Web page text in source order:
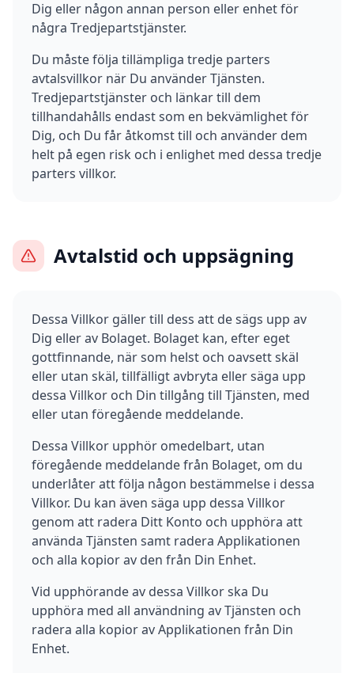
Dig eller någon annan person eller enhet för
några Tredjepartstjänster.
Du måste följa tillämpliga tredje parters
avtalsvillkor när Du använder Tjänsten.
Tredjepartstjänster och länkar till dem
tillhandahålls endast som en bekvämlighet för
Dig, och Du får åtkomst till och använder dem
helt på egen risk och i enlighet med dessa tredje
parters villkor.
Avtalstid och uppsägning
Dessa Villkor gäller till dess att de sägs upp av
Dig eller av Bolaget. Bolaget kan, efter eget
gottfinnande, när som helst och oavsett skäl
eller utan skäl, tillfälligt avbryta eller säga upp
dessa Villkor och Din tillgång till Tjänsten, med
eller utan föregående meddelande.
Dessa Villkor upphör omedelbart, utan
föregående meddelande från Bolaget, om du
underlåter att följa någon bestämmelse i dessa
Villkor. Du kan även säga upp dessa Villkor
genom att radera Ditt Konto och upphöra att
använda Tjänsten samt radera Applikationen
och alla kopior av den från Din Enhet.
Vid upphörande av dessa Villkor ska Du
upphöra med all användning av Tjänsten och
radera alla kopior av Applikationen från Din
Enhet.